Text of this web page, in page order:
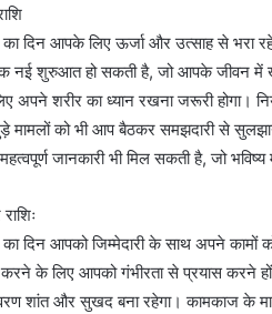
दिन आपके लिए ऊर्जा और उत्साह से भरा
नई शुरुआत हो सकती है, जो आपके जीवन में
अपने शरीर का ध्यान रखना जरूरी होगा।
मामलों को भी आप बैठकर समझदारी से
जानकारी भी मिल सकती है, जो
दिन आपको जिम्मेदारी के साथ अपने कामों को
के लिए आपको गंभीरता से प्रयास करने
शांत और सुखद बना रहेगा। कामकाज के